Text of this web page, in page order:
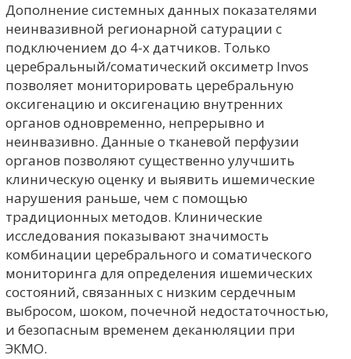
Дополнение системных данных показателями
неинвазивной регионарной сатурации с
подключением до 4-х датчиков. Только
церебральный/соматический оксиметр Invos
позволяет мониторировать церебральную
оксигенацию и оксигенацию внутренних
органов одновременно, непрерывно и
неинвазивно. Данные о тканевой перфузии
органов позволяют существенно улучшить
клиническую оценку и выявить ишемические
нарушения раньше, чем с помощью
традиционных методов. Клинические
исследования показывают значимость
комбинации церебрального и соматического
мониторинга для определения ишемических
состояний, связанных с низким сердечным
выбросом, шоком, почечной недостаточностью,
и безопасным временем деканюляции при
ЭКМО.